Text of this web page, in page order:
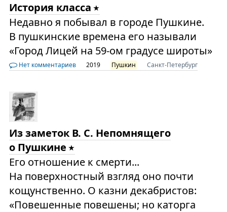
История класса
Недавно я побывал в городе Пушкине.
В пушкинские времена его называли
«Город Лицей на 59-ом градусе широты»
Нет комментариев 2019 Пушкин Санкт-Петербург
Из заметок В. С. Непомнящего
о Пушкине
Его отношение к смерти...
На поверхностный взгляд оно почти
кощунственно. О казни декабристов:
«Повешенные повешены; но каторга